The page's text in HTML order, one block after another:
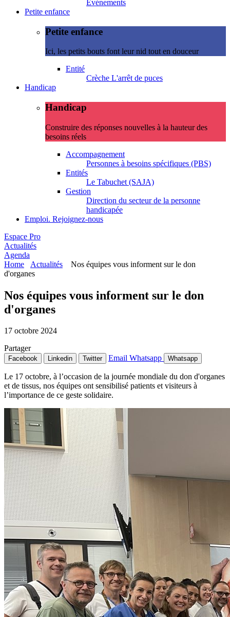
Evénements
Petite enfance
Petite enfance
Ici, les petits bouts font leur nid tout en douceur
Entité
Crèche L'arrêt de puces
Handicap
Handicap
Construire des réponses nouvelles à la hauteur des
besoins réels
Accompagnement
Personnes à besoins spécifiques (PBS)
Entités
Le Tabuchet (SAJA)
Gestion
Direction du secteur de la personne
handicapée
Emploi. Rejoignez-nous
Espace Pro
Actualités
Agenda
Home
Actualités
Nos équipes vous informent sur le don
d'organes
Nos équipes vous informent sur le don
d'organes
17 octobre 2024
Partager
Facebook Linkedin Twitter Email Whatsapp Whatsapp
Le 17 octobre, à l’occasion de la journée mondiale du don d'organes
et de tissus, nos équipes ont sensibilisé patients et visiteurs à
l’importance de ce geste solidaire.